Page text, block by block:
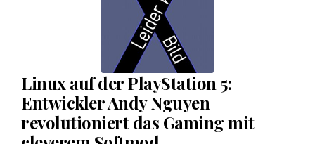
Linux auf der PlayStation 5:
Entwickler Andy Nguyen
revolutioniert das Gaming mit